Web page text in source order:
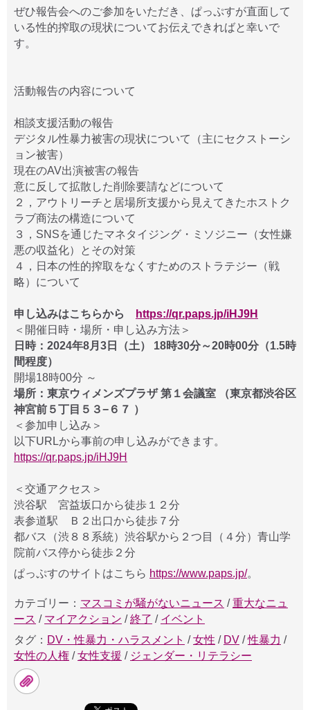
ぜひ報告会へのご参加をいただき、ぱっぷすが直面して
いる性的搾取の現状についてお伝えできればと幸いで
す。
活動報告の内容について
相談支援活動の報告
デジタル性暴力被害の現状について（主にセクストーシ
ョン被害）
現在のAV出演被害の報告
意に反して拡散した削除要請などについて
２，アウトリーチと居場所支援から見えてきたホストク
ラブ商法の構造について
３，SNSを通じたマネタイジング・ミソジニー（女性嫌
悪の収益化）とその対策
４，日本の性的搾取をなくすためのストラテジー（戦
略）について
申し込みはこちらから
https://qr.paps.jp/iHJ9H
＜開催日時・場所・申し込み方法＞
日時：2024年8月3日（土） 18時30分～20時00分（1.5時
間程度）
開場18時00分 ～
場所：東京ウィメンズプラザ 第１会議室 （東京都渋谷区
神宮前５丁目５３−６７ ）
＜参加申し込み＞
以下URLから事前の申し込みができます。
https://qr.paps.jp/iHJ9H
＜交通アクセス＞
渋谷駅 宮益坂口から徒歩１２分
表参道駅 Ｂ２出口から徒歩７分
都バス（渋８８系統）渋谷駅から２つ目（４分）青山学
院前バス停から徒歩２分
ぱっぷすのサイトはこちら https://www.paps.jp/。
カテゴリー： マスコミが騒がないニュース /重大なニュ
ース / マイアクション /終了 / イベント
タグ： DV・性暴力・ハラスメント /女性 / DV /性暴力 /
女性の人権 /女性支援 / ジェンダー・リテラシー